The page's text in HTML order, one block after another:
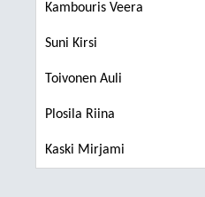
Kambouris Veera
Suni Kirsi
Toivonen Auli
Plosila Riina
Kaski Mirjami